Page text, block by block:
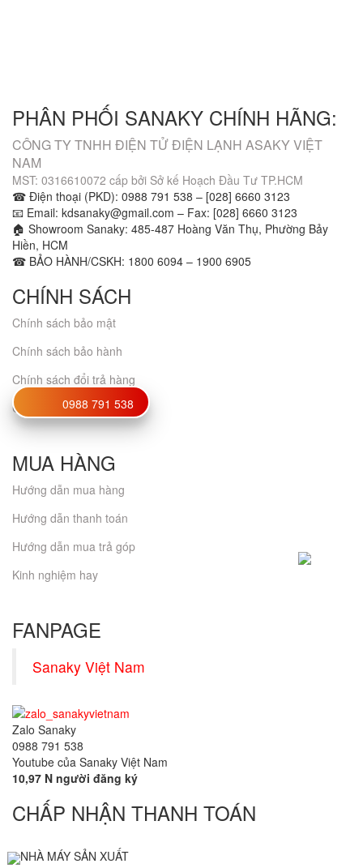
PHÂN PHỐI SANAKY CHÍNH HÃNG:
CÔNG TY TNHH ĐIỆN TỬ ĐIỆN LẠNH ASAKY VIỆT
NAM
MST: 0316610072 cấp bởi Sở kế Hoạch Đầu Tư TP.HCM
☎ Điện thoại (PKD): 0988 791 538 – [028] 6660 3123
📧 Email: kdsanaky@gmail.com – Fax: [028] 6660 3123
🏠 Showroom Sanaky: 485-487 Hoàng Văn Thụ, Phường Bảy
Hiền, HCM
☎ BẢO HÀNH/CSKH: 1800 6094 – 1900 6905
CHÍNH SÁCH
Chính sách bảo mật
Chính sách bảo hành
Chính sách đổi trả hàng
Chứng nhận
MUA HÀNG
Hướng dẫn mua hàng
Hướng dẫn thanh toán
Hướng dẫn mua trả góp
Kinh nghiệm hay
FANPAGE
Sanaky Việt Nam
Zalo Sanaky
0988 791 538
Youtube của Sanaky Việt Nam
10,97 N người đăng ký
CHẤP NHẬN THANH TOÁN
NHÀ MÁY SẢN XUẤT
0988 791 538